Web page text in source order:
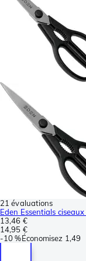
21 évaluations
Eden Essentials
13,46 €
14,95 €
-10 %Économisez 1,49